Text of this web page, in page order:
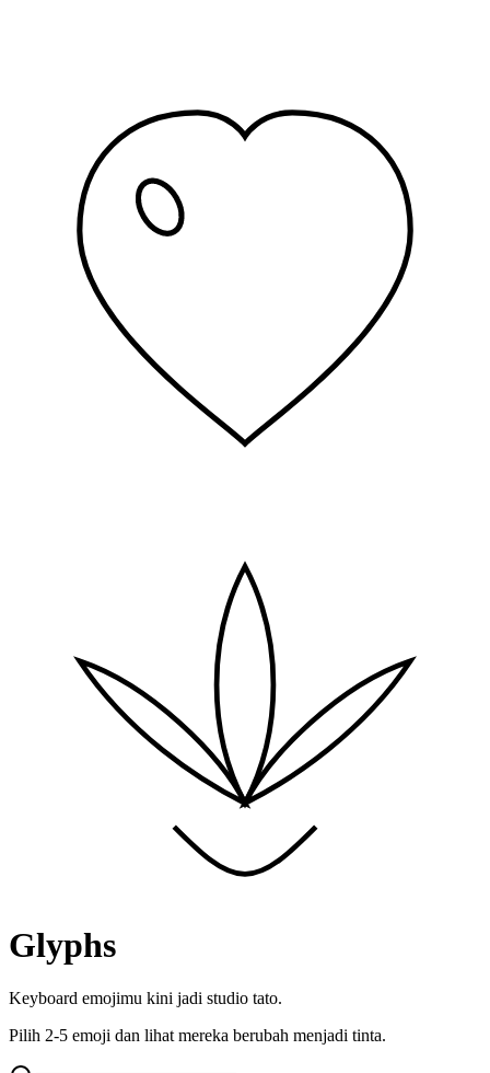
Glyphs
Keyboard emojimu kini jadi studio tato.
Pilih 2-5 emoji dan lihat mereka berubah menjadi tinta.